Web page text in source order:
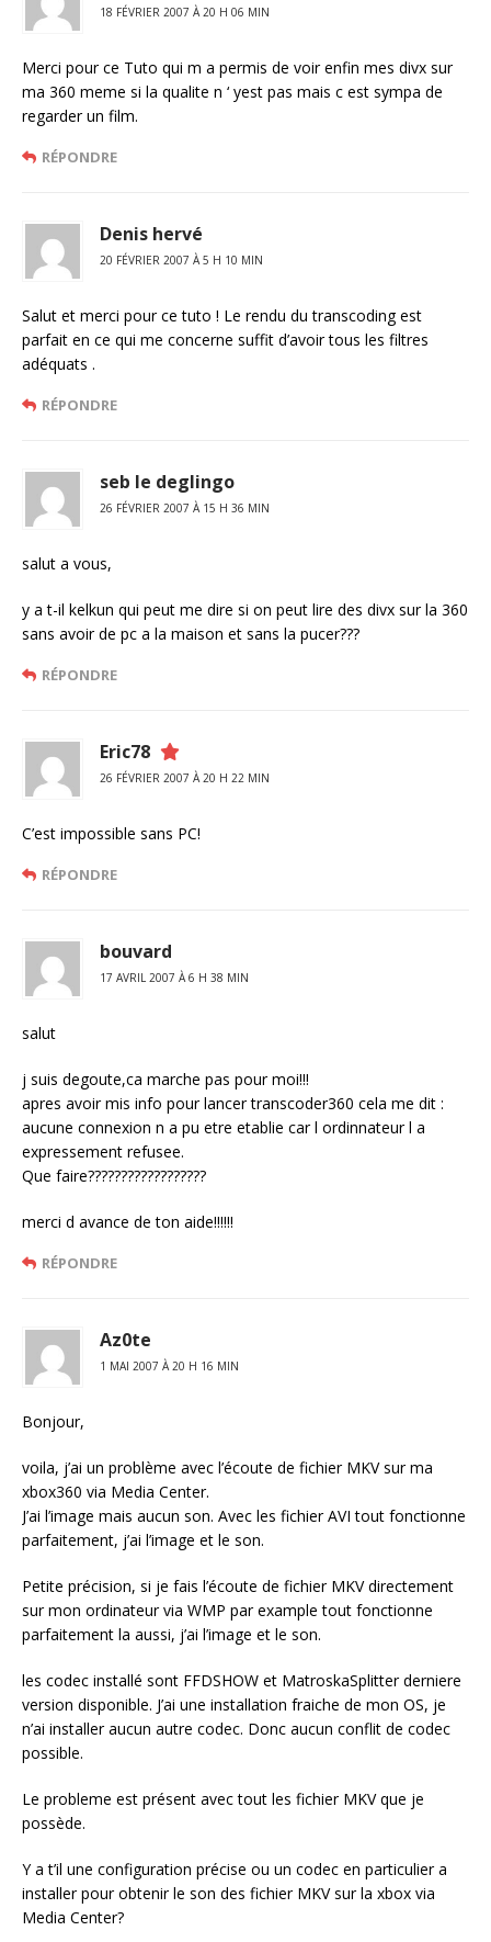
18 FÉVRIER 2007 À 20 H 06 MIN
Merci pour ce Tuto qui m a permis de voir enfin mes divx sur
ma 360 meme si la qualite n ‘ yest pas mais c est sympa de
regarder un film.
RÉPONDRE
Denis hervé
20 FÉVRIER 2007 À 5 H 10 MIN
Salut et merci pour ce tuto ! Le rendu du transcoding est
parfait en ce qui me concerne suffit d’avoir tous les filtres
adéquats .
RÉPONDRE
seb le deglingo
26 FÉVRIER 2007 À 15 H 36 MIN
salut a vous,
y a t-il kelkun qui peut me dire si on peut lire des divx sur la 360
sans avoir de pc a la maison et sans la pucer???
RÉPONDRE
Eric78
26 FÉVRIER 2007 À 20 H 22 MIN
C’est impossible sans PC!
RÉPONDRE
bouvard
17 AVRIL 2007 À 6 H 38 MIN
salut
j suis degoute,ca marche pas pour moi!!!
apres avoir mis info pour lancer transcoder360 cela me dit :
aucune connexion n a pu etre etablie car l ordinnateur l a
expressement refusee.
Que faire??????????????????
merci d avance de ton aide!!!!!!
RÉPONDRE
Az0te
1 MAI 2007 À 20 H 16 MIN
Bonjour,
voila, j’ai un problème avec l’écoute de fichier MKV sur ma
xbox360 via Media Center.
J’ai l’image mais aucun son. Avec les fichier AVI tout fonctionne
parfaitement, j’ai l’image et le son.
Petite précision, si je fais l’écoute de fichier MKV directement
sur mon ordinateur via WMP par example tout fonctionne
parfaitement la aussi, j’ai l’image et le son.
les codec installé sont FFDSHOW et MatroskaSplitter derniere
version disponible. J’ai une installation fraiche de mon OS, je
n’ai installer aucun autre codec. Donc aucun conflit de codec
possible.
Le probleme est présent avec tout les fichier MKV que je
possède.
Y a t’il une configuration précise ou un codec en particulier a
installer pour obtenir le son des fichier MKV sur la xbox via
Media Center?